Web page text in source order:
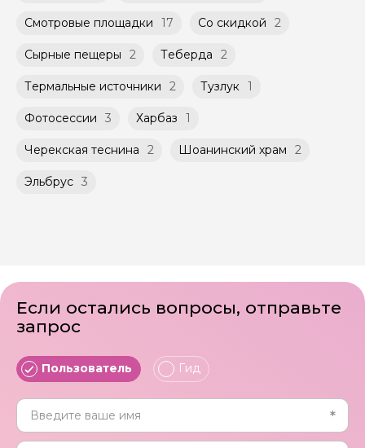
Смотровые площадки 17 Со скидкой 2
Сырные пещеры 2 Теберда 2
Термальные источники 2 Тузлук 1
Фотосессии 3 Харбаз 1
Черекская теснина 2 Шоанинский храм 2
Эльбрус 3
Если остались вопросы, отправьте
запрос
Пользователь Гид